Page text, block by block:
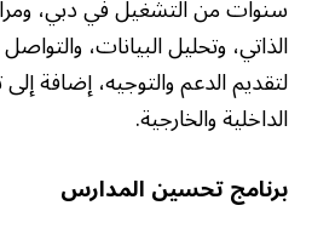
سنوات من التشغيل في دبي،
الذاتي، وتحليل البيانات،
لتقديم الدعم والتوجيه، إضافة
الداخلية والخارجية.
برنامج تحسين المدارس